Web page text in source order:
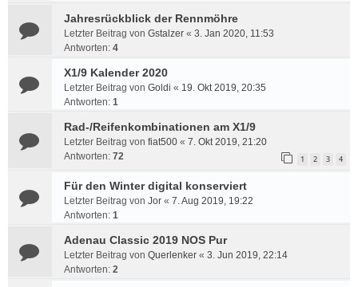
Jahresrückblick der Rennmöhre
Letzter Beitrag von Gstalzer « 3. Jan 2020, 11:53
Antworten: 4
X1/9 Kalender 2020
Letzter Beitrag von Goldi « 19. Okt 2019, 20:35
Antworten: 1
Rad-/Reifenkombinationen am X1/9
Letzter Beitrag von fiat500 « 7. Okt 2019, 21:20
Antworten: 72 1 2 3 4
Für den Winter digital konserviert
Letzter Beitrag von Jor « 7. Aug 2019, 19:22
Antworten: 1
Adenau Classic 2019 NOS Pur
Letzter Beitrag von Querlenker « 3. Jun 2019, 22:14
Antworten: 2